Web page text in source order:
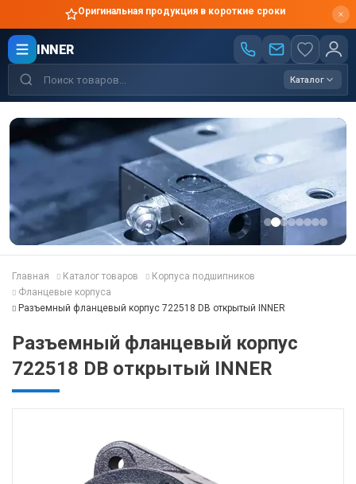
Оригинальная продукция в короткие сроки
INNER
Каталог
Главная Каталог товаров
Корпуса подшипников
Фланцевые корпуса
Разъемный фланцевый корпус 722518 DB открытый INNER
Разъемный фланцевый корпус
722518 DB открытый INNER